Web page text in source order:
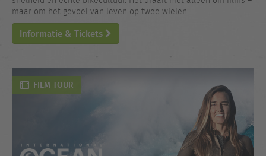
maar om het gevoel van leven op twee wielen.
Informatie & Tickets
FILM TOUR